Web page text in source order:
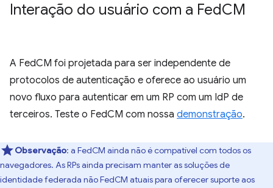
Interação do usuário com a FedCM
A FedCM foi projetada para ser independente de
protocolos de autenticação e oferece ao usuário um
novo fluxo para autenticar em um RP com um IdP de
terceiros. Teste o FedCM com nossa demonstração.
Observação: a FedCM ainda não é compatível com todos os
navegadores. As RPs ainda precisam manter as soluções de
identidade federada não FedCM atuais para oferecer suporte aos